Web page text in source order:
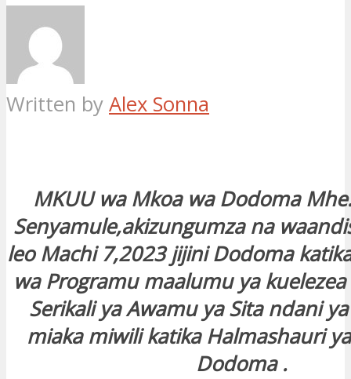
Written by Alex Sonna
MKUU wa Mkoa wa Dodoma
Senyamule,akizungumza na
leo Machi 7,2023 jijini Dodoma
wa Programu maalumu ya
Serikali ya Awamu ya Sita ndani
miaka miwili katika Halmashauri
Dodoma .